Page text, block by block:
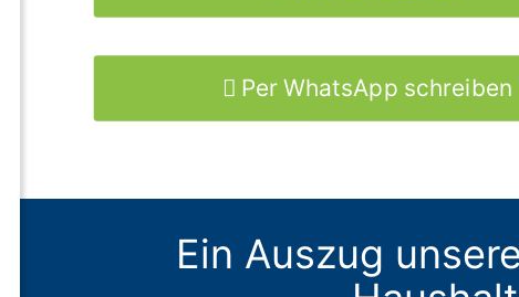
Per WhatsApp schreiben
Ein Auszug